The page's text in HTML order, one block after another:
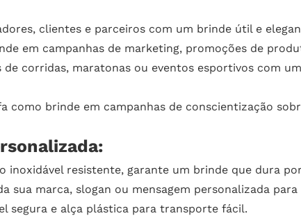
clientes e parceiros com um brinde útil e
em campanhas de marketing, promoções de
corridas, maratonas ou eventos esportivos com
como brinde em campanhas de conscientização
inoxidável resistente, garante um brinde que dura
sua marca, slogan ou mensagem personalizada
segura e alça plástica para transporte fácil.